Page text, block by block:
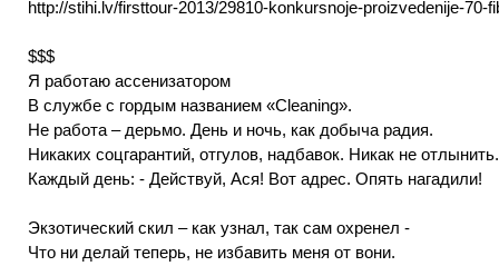
http://stihi.lv/firsttour-2013/29810-konkursnoje-proizvedenije-70-
$$$
Я работаю ассенизатором
В службе с гордым названием «Cleaning».
Не работа – дерьмо. День и ночь, как добыча радия.
Никаких соцгарантий, отгулов, надбавок. Никак не отлынить.
Каждый день: - Действуй, Ася! Вот адрес. Опять нагадили!
Экзотический скил – как узнал, так сам охренел -
Что ни делай теперь, не избавить меня от вони.